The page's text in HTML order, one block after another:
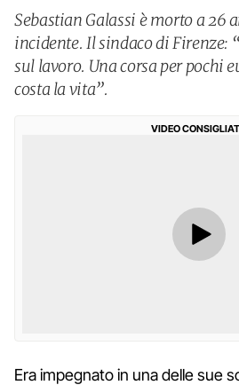
Sebastian Galassi è morto a 26
incidente. Il sindaco di Firenze:
sul lavoro. Una corsa per pochi
costa la vita”.
VIDEO
Era impegnato in una delle sue